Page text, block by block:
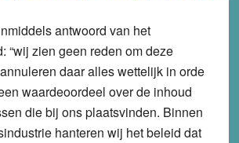
antwoord van het
“wij zien geen reden om deze
daar alles wettelijk in orde
waardeoordeel over de inhoud
die bij ons plaatsvinden. Binnen
hanteren wij het beleid dat